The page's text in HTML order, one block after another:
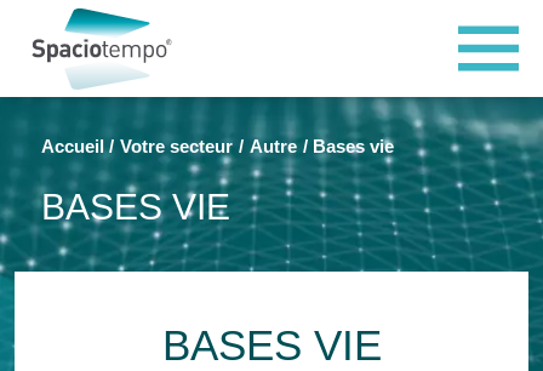
Accueil Votre secteur Autre Bases vie
BASES VIE
BASES VIE
Panneau de gestion des cookies